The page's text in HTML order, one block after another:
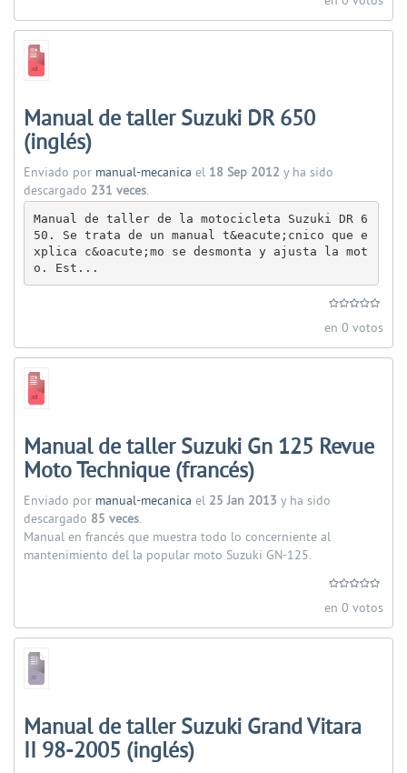
Manual de taller Suzuki DR 650
(inglés)
Enviado por manual-mecanica el 18 Sep 2012 y ha sido
descargado 231 veces.
Manual de taller de la motocicleta Suzuki DR 6
50. Se trata de un manual t&eacute;cnico que e
xplica c&oacute;mo se desmonta y ajusta la mot
o. Est...
en 0 votos
Manual de taller Suzuki Gn 125 Revue
Moto Technique (francés)
Enviado por manual-mecanica el 25 Jan 2013 y ha sido
descargado 85 veces.
Manual en francés que muestra todo lo concerniente al
mantenimiento del la popular moto Suzuki GN-125.
en 0 votos
Manual de taller Suzuki Grand Vitara
II 98-2005 (inglés)